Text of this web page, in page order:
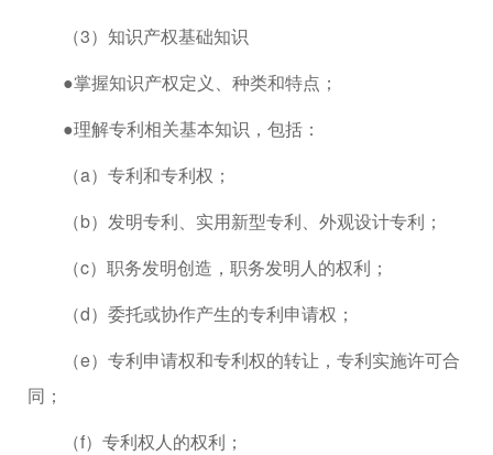
（3）知识产权基础知识
●掌握知识产权定义、种类和特点；
●理解专利相关基本知识，包括：
（a）专利和专利权；
（b）发明专利、实用新型专利、外观设计专利；
（c）职务发明创造，职务发明人的权利；
（d）委托或协作产生的专利申请权；
（e）专利申请权和专利权的转让，专利实施许可合
同；
（f）专利权人的权利；